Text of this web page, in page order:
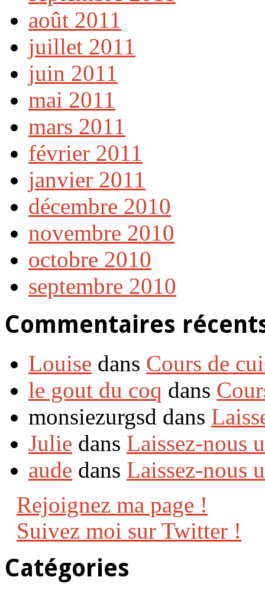
août 2011
juillet 2011
juin 2011
mai 2011
mars 2011
février 2011
janvier 2011
décembre 2010
novembre 2010
octobre 2010
septembre 2010
Commentaires
Louise dans Cours de
le gout du coq dans
monsiezurgsd dans
Julie dans Laissez-nous
aude dans Laissez-nous
Rejoignez ma page !
Suivez moi sur Twitter !
Catégories